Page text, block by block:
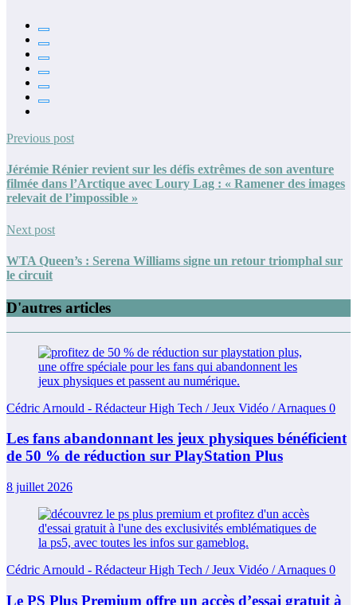
Previous post
Jérémie Rénier revient sur les défis extrêmes de son aventure
filmée dans l’Arctique avec Loury Lag : « Ramener des images
relevait de l’impossible »
Next post
WTA Queen’s : Serena Williams signe un retour triomphal sur
le circuit
D'autres articles
Cédric Arnould - Rédacteur High Tech / Jeux Vidéo / Arnaques 0
Les fans abandonnant les jeux physiques bénéficient
de 50 % de réduction sur PlayStation Plus
8 juillet 2026
Cédric Arnould - Rédacteur High Tech / Jeux Vidéo / Arnaques 0
Le PS Plus Premium offre un accès d’essai gratuit à